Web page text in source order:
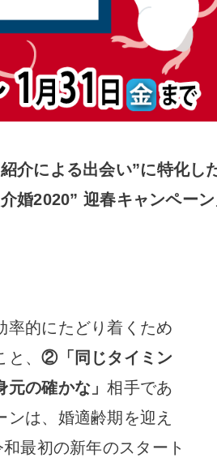
介による出会い”に特化し
婚2020” 迎春キャンペー
率的にたどり着くため
と、②「同じタイミン
元の確かな」相手であ
は、婚適齢期を迎え
最初の新年のスタート